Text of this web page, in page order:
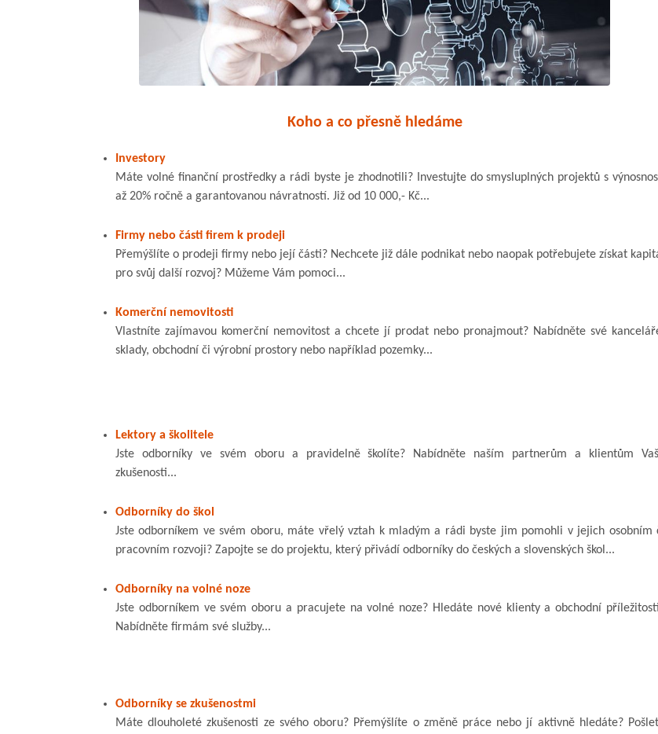
Koho a co přesně hledáme
Investory
Máte volné finanční prostředky a rádi byste je zhodnotili? Investujte do smysluplných projektů s
až 20% ročně a garantovanou návratností. Již od 10 000,- Kč...
Firmy nebo části firem k prodeji
Přemýšlíte o prodeji firmy nebo její části? Nechcete již dále podnikat nebo naopak potřebujete získat
pro svůj další rozvoj? Můžeme Vám pomoci...
Komerční nemovitosti
Vlastníte zajímavou komerční nemovitost a chcete jí prodat nebo pronajmout? Nabídněte své
sklady, obchodní či výrobní prostory nebo například pozemky...
Lektory a školitele
Jste odborníky ve svém oboru a pravidelně školíte? Nabídněte naším partnerům a klientům
zkušenosti...
Odborníky do škol
Jste odborníkem ve svém oboru, máte vřelý vztah k mladým a rádi byste jim pomohli v jejich osobním
pracovním rozvoji? Zapojte se do projektu, který přivádí odborníky do českých a slovenských škol...
Odborníky na volné noze
Jste odborníkem ve svém oboru a pracujete na volné noze? Hledáte nové klienty a obchodní
Nabídněte firmám své služby...
Odborníky se zkušenostmi
Máte dlouholeté zkušenosti ze svého oboru? Přemýšlíte o změně práce nebo jí aktivně hledáte?